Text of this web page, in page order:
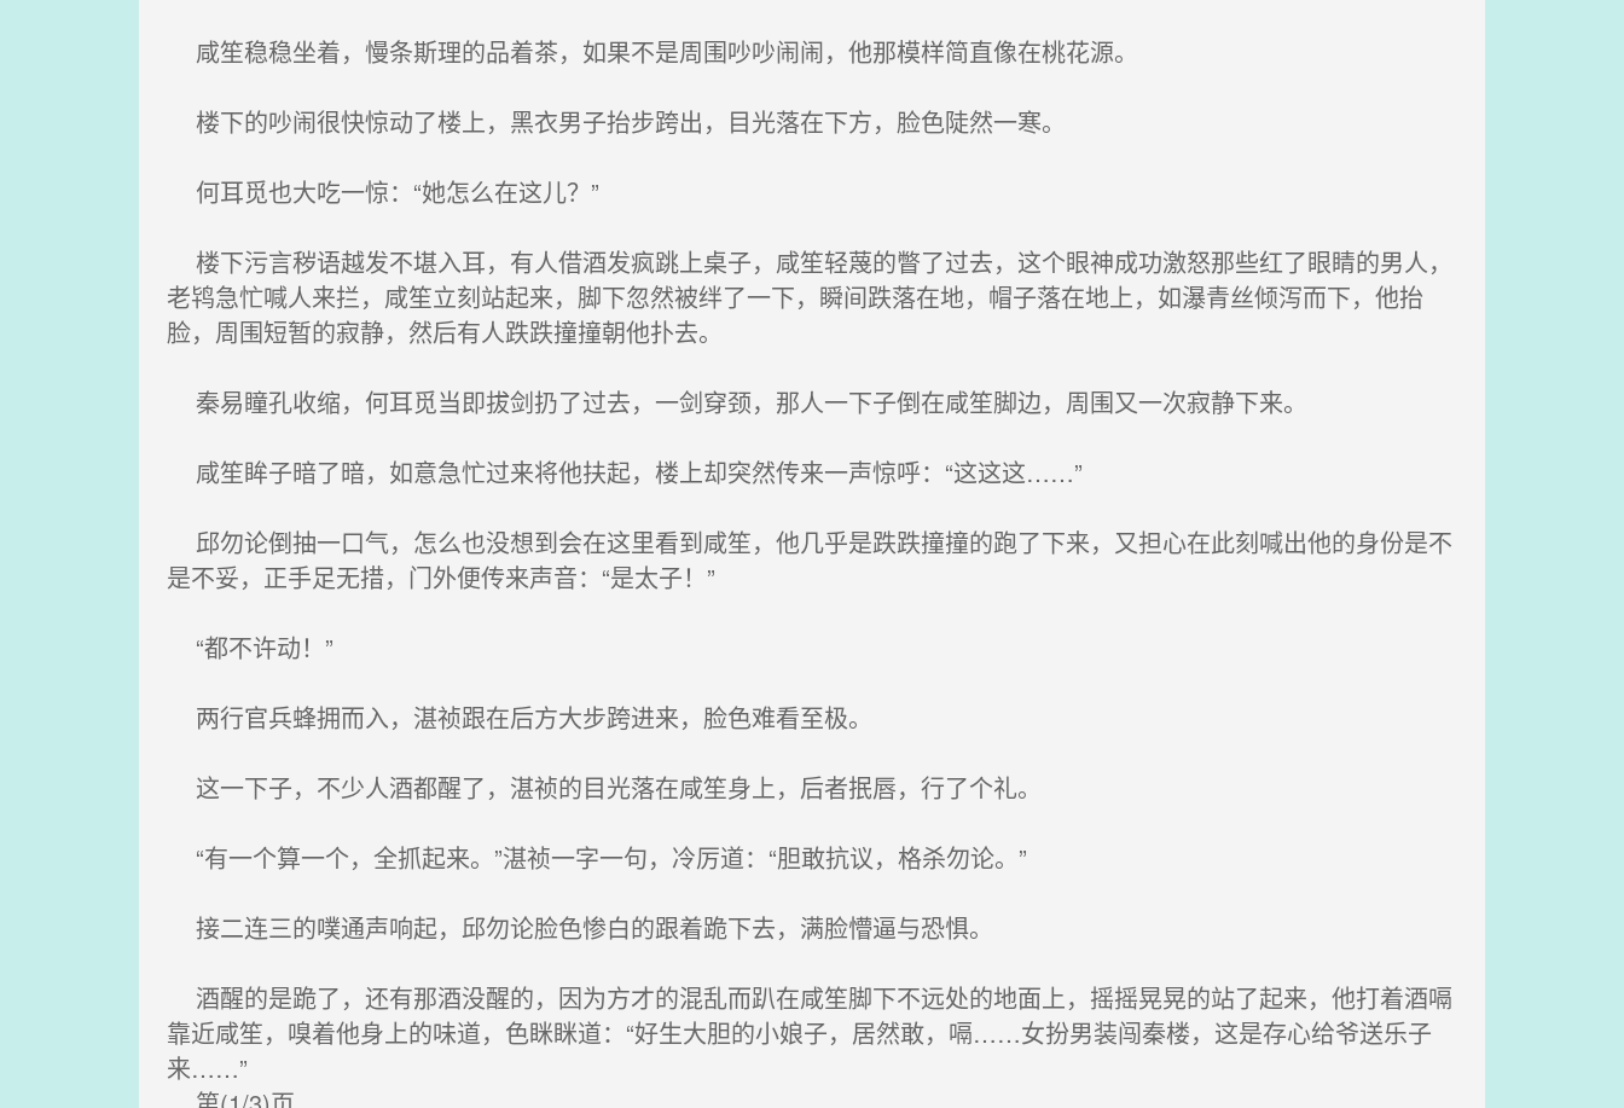
咸笙稳稳坐着，慢条斯理的品着茶，如果不是周围吵吵闹闹，他那模样简直像在桃花源。
楼下的吵闹很快惊动了楼上，黑衣男子抬步跨出，目光落在下方，脸色陡然一寒。
何耳觅也大吃一惊：“她怎么在这儿？”
楼下污言秽语越发不堪入耳，有人借酒发疯跳上桌子，咸笙轻蔑的瞥了过去，这个眼神成功激怒那些红了眼睛的男人，
老鸨急忙喊人来拦，咸笙立刻站起来，脚下忽然被绊了一下，瞬间跌落在地，帽子落在地上，如瀑青丝倾泻而下，他抬
脸，周围短暂的寂静，然后有人跌跌撞撞朝他扑去。
秦易瞳孔收缩，何耳觅当即拔剑扔了过去，一剑穿颈，那人一下子倒在咸笙脚边，周围又一次寂静下来。
咸笙眸子暗了暗，如意急忙过来将他扶起，楼上却突然传来一声惊呼：“这这这……”
邱勿论倒抽一口气，怎么也没想到会在这里看到咸笙，他几乎是跌跌撞撞的跑了下来，又担心在此刻喊出他的身份是不
是不妥，正手足无措，门外便传来声音：“是太子！”
“都不许动！”
两行官兵蜂拥而入，湛祯跟在后方大步跨进来，脸色难看至极。
这一下子，不少人酒都醒了，湛祯的目光落在咸笙身上，后者抿唇，行了个礼。
“有一个算一个，全抓起来。”湛祯一字一句，冷厉道：“胆敢抗议，格杀勿论。”
接二连三的噗通声响起，邱勿论脸色惨白的跟着跪下去，满脸懵逼与恐惧。
酒醒的是跪了，还有那酒没醒的，因为方才的混乱而趴在咸笙脚下不远处的地面上，摇摇晃晃的站了起来，他打着酒嗝
靠近咸笙，嗅着他身上的味道，色眯眯道：“好生大胆的小娘子，居然敢，嗝……女扮男装闯秦楼，这是存心给爷送乐子
来……”